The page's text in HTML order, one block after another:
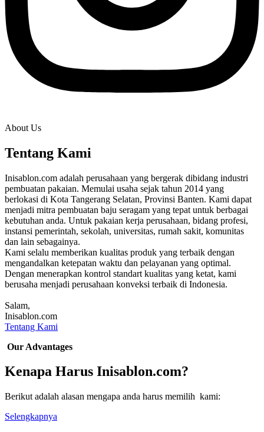
About Us
Tentang Kami
Inisablon.com adalah perusahaan yang bergerak dibidang industri
pembuatan pakaian. Memulai usaha sejak tahun 2014 yang
berlokasi di Kota Tangerang Selatan, Provinsi Banten. Kami dapat
menjadi mitra pembuatan baju seragam yang tepat untuk berbagai
kebutuhan anda. Untuk pakaian kerja perusahaan, bidang profesi,
instansi pemerintah, sekolah, universitas, rumah sakit, komunitas
dan lain sebagainya.
Kami selalu memberikan kualitas produk yang terbaik dengan
mengandalkan ketepatan waktu dan pelayanan yang optimal.
Dengan menerapkan kontrol standart kualitas yang ketat, kami
berusaha menjadi perusahaan konveksi terbaik di Indonesia.
Salam,
Inisablon.com
Tentang Kami
Our Advantages
Kenapa Harus Inisablon.com?
Berikut adalah alasan mengapa anda harus memilih kami:
Selengkapnya